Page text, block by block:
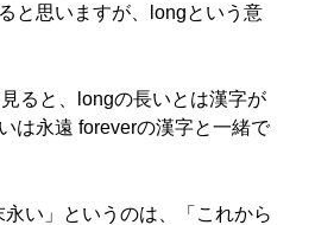
と思いますが、longという意
ると、longの長いとは漢字が
は永遠 foreverの漢字と一緒で
い」というのは、「これから